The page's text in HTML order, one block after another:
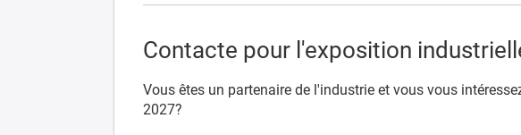
Contacte pour l'exposition
Vous êtes un partenaire de l'industrie et vous vous
2027?